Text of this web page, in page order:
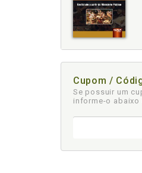
Cupom /
Se possuir um
informe-o abaixo